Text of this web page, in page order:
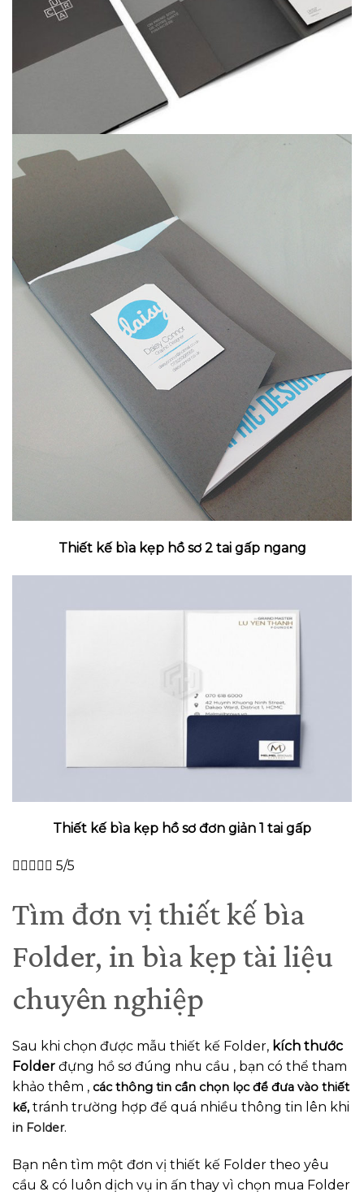
Thiết kế bìa kẹp hồ sơ 2 tai gấp ngang
Thiết kế bìa kẹp hồ sơ đơn giản 1 tai gấp
     5/5
Tìm đơn vị thiết kế bìa
Folder, in bìa kẹp tài liệu
chuyên nghiệp
Sau khi chọn được mẫu thiết kế Folder, kích thước
Folder đựng hồ sơ đúng nhu cầu , bạn có thể tham
khảo thêm , các thông tin cần chọn lọc để đưa vào thiết
kế, tránh trường hợp để quá nhiều thông tin lên khi
in Folder.
Bạn nên tìm một đơn vị thiết kế Folder theo yêu
cầu & có luôn dịch vụ in ấn thay vì chọn mua Folder